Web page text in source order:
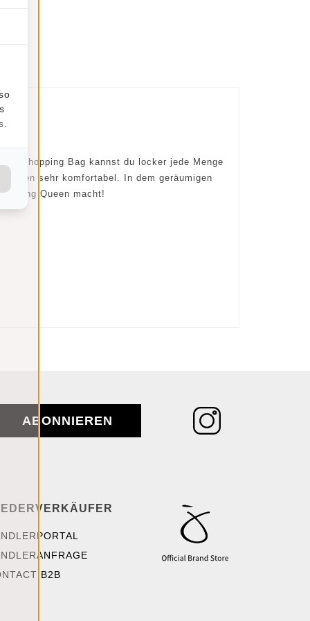
Shopping Bag kannst du locker jede Menge
sehr komfortabel. In dem geräumigen
Queen macht!
ABONNIEREN
B2B